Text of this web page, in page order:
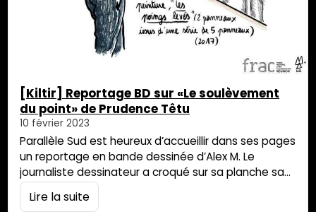
[Kiltir] Reportage BD sur «Le soulèvement
du point» de Prudence Têtu
10 février 2023
Parallèle Sud est heureux d’accueillir dans ses pages
un reportage en bande dessinée d’Alex M. Le
journaliste dessinateur a croqué sur sa planche sa
visite de l’exposition de Prudence Têtu, Le
soulèvement du point. Les œuvres de Prudence
Lire la suite